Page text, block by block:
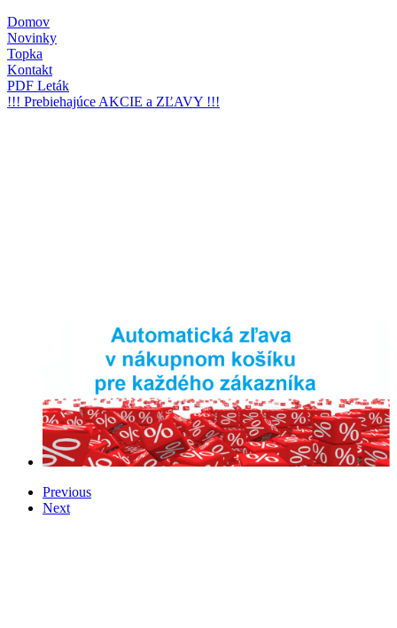
Domov
Novinky
Topka
Kontakt
PDF Leták
!!! Prebiehajúce AKCIE a ZĽAVY !!!
Previous
Next